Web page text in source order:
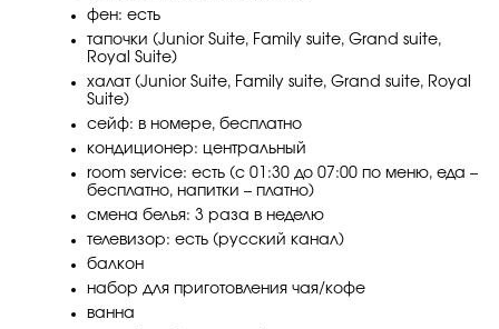
фен: есть
тапочки (Junior Suite, Family suite, Grand suite,
Royal Suite)
халат (Junior Suite, Family suite, Grand suite, Royal
Suite)
сейф: в номере, бесплатно
кондиционер: центральный
room service: есть (с 01:30 до 07:00 по меню, еда –
бесплатно, напитки – платно)
смена белья: 3 раза в неделю
телевизор: есть (русский канал)
балкон
набор для приготовления чая/кофе
ванна